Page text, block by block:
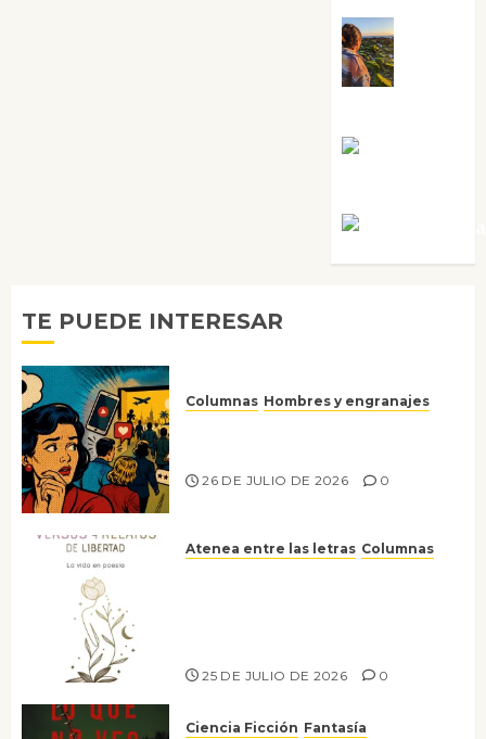
TE PUEDE INTERESAR
Columnas Hombres y engranajes
26 DE JULIO DE 2026 0
Atenea entre las letras Columnas
25 DE JULIO DE 2026 0
Ciencia Ficción Fantasía